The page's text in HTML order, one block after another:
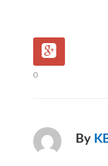
0
By